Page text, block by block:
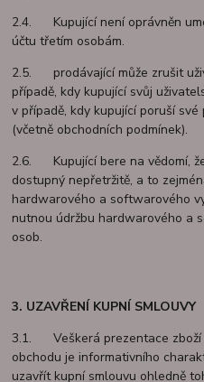
2.4. Kupující není oprávněn
účtu třetím osobám.
2.5. prodávající může zrušit
případě, kdy kupující svůj
v případě, kdy kupující poruší
(včetně obchodních podmínek).
2.6. Kupující bere na vědomí,
dostupný nepřetržitě, a to
hardwarového a softwarového
nutnou údržbu hardwarového a
osob.
3. UZAVŘENÍ KUPNÍ SMLOUVY
3.1. Veškerá prezentace zboží
obchodu je informativního
uzavřít kupní smlouvu ohledně